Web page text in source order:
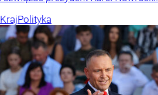
KrajPolityka